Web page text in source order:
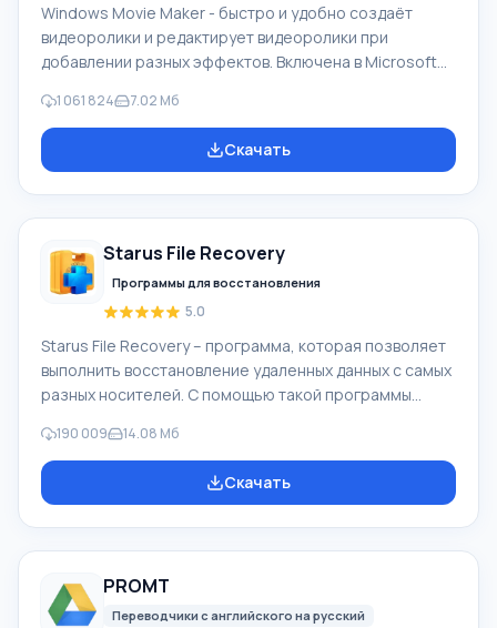
Windows Movie Maker - быстро и удобно создаёт
видеоролики и редактирует видеоролики при
добавлении разных эффектов. Включена в Microsoft
бесплатный программный пакет Windows Live
Microsoft. Функционал Windows Movie Maker:
Захватывать видео с разных источников
Maker - добавить можно фоновую аудиодорожку,
использовать между
1 061 824 7.02 Мб
Скачать
Starus File Recovery
Программы для восстановления
5.0
Starus File Recovery – программа, которая позволяет
выполнить восстановление удаленных данных с самых
разных носителей. С помощью такой программы
разными способами. Например, они были удалены
мимо Корзины, скрыты под воздействием
вредоносного программного обеспечения, утеряны
различными устройствами, например, с жесткими
дисками, SS
190 009 14.08 Мб
Скачать
PROMT
Переводчики с английского на русский